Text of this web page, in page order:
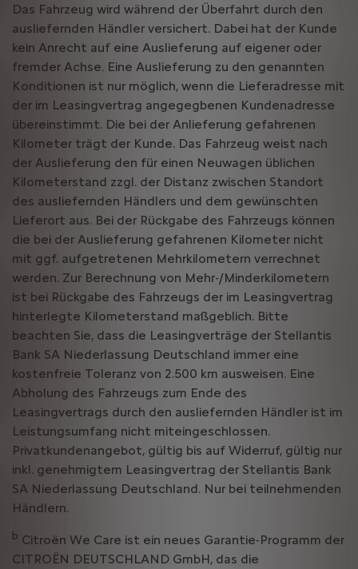
Das Fahrzeug wird während der Überfahrt durch den
ausliefernden Händler versichert. Dabei hat der Kunde
kein Anrecht auf eine Auslieferung auf eigener oder
fremder Achse. Eine Auslieferung zu den genannten
Konditionen ist nur möglich, wenn die Lieferadresse mit
der im Leasingvertrag angegegbenen Kundenadresse
übereinstimmt. Die bei der Anlieferung gefahrenen
Kilometer trägt der Kunde. Das Fahrzeug weist nach
der Auslieferung den für einen Neuwagen üblichen
Kilometerstand zzgl. der Distanz zwischen Standort
des ausliefernden Händlers und dem gewünschten
Lieferort aus. Bei der Rückgabe des Fahrzeugs können
die bei der Auslieferung gefahrenen Kilometer nicht
mit ggf. aufgetretenen Mehrkilometern verrechnet
werden. Zur Berechnung von Mehr-/Minderkilometern
ist bei Rückgabe des Fahrzeugs der im Leasingvertrag
hinterlegte Kilometerstand maßgeblich. Bitte
beachten Sie, dass die Leasingverträge der Stellantis
Bank SA Niederlassung Deutschland immer eine
kostenfreie Toleranz von 2.500 km ausweisen. Eine
Abholung des Fahrzeugs zum Ende des
Leasingvertrags durch den ausliefernden Händler ist im
Leistungsumfang nicht miteingeschlossen.
Privatkundenangebot, gültig bis auf Widerruf, gültig nur
inkl. genehmigtem Leasingvertrag der Stellantis Bank
SA Niederlassung Deutschland. Nur bei teilnehmenden
Händlern.
b Citroën We Care ist ein neues Garantie-Programm der
CITROËN DEUTSCHLAND GmbH, das die